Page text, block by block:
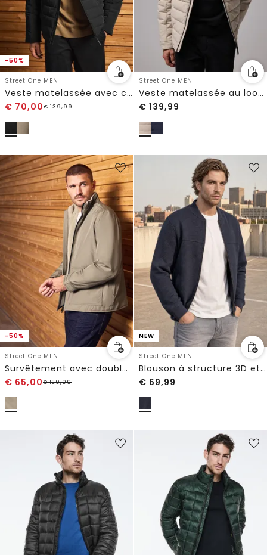
-50%
Street One MEN
Veste matelassée avec col montant
€ 70,00€139,99
Street One MEN
Veste matelassée au look biker
€ 139,99
-50%
Street One MEN
Survêtement avec doublure en peluche
€ 65,00€129,99
NEW
Street One MEN
Blouson à structure 3D et fermeture zip
€ 69,99